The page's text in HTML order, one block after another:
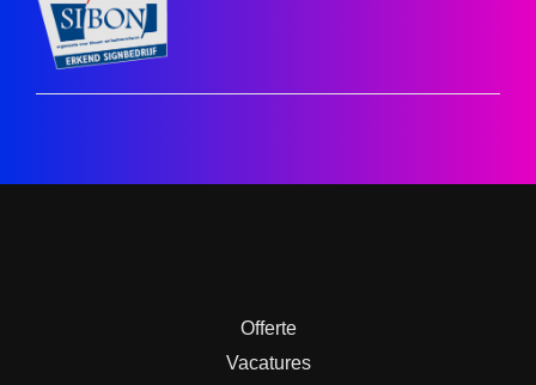
Offerte
Vacatures